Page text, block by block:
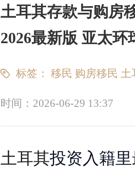
土耳其存款与购房
2026最新版 亚太环
标签： 移民 购房移民 土
时间： 2026-06-29 13:37
土耳其投资入籍